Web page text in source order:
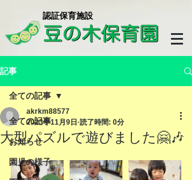
​認証保育施設
記事
全ての記事
お知らせ
園児の様子
全ての記事
大型パズルで遊びました🤗🎶
akrkm88577
2023年11月9日 読了時間: 0分